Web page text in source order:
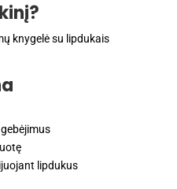
knygelė su lipdukais
lipdukus